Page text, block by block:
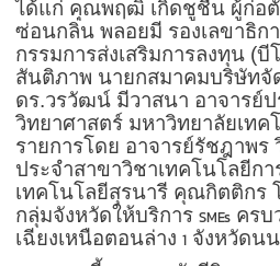
ได้แก่ คุณพฤฒิ เกิดชูชื่น ผู้ก่อตั้
ซ่อนกลิ่น พลอยมี รองเลขาธิก
กรรมการส่งเสริมการลงทุน (บี
สันติภาพ นายกสมาคมบริษัทจั
ดร.วรวัฒน์ มีวาสนา อาจารย์
วิทยาศาสตร์ มหาวิทยาลัยเทค
รายการโดย อาจารย์รัชฎาพร
ประจำสาขาวิชาเทคโนโลยีก
เทคโนโลยีสุรนารี คุณกิตติกร
กลุ่มจังหวัดให้บริการSMEs ครบ
เฉียงเหนือตอนล่าง1 จังหวัดน